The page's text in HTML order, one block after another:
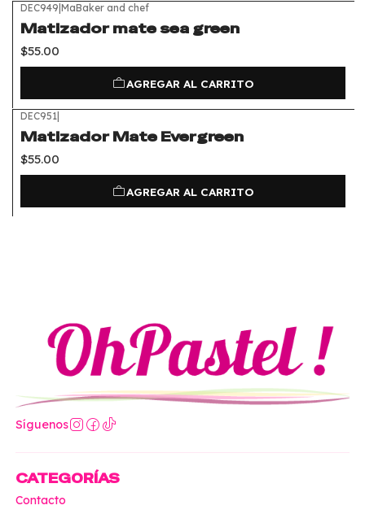
DEC949|MaBaker and chef
Matizador mate sea green
$55.00
AGREGAR AL CARRITO
DEC951|
Matizador Mate Evergreen
$55.00
AGREGAR AL CARRITO
Síguenos
CATEGORÍAS
Contacto